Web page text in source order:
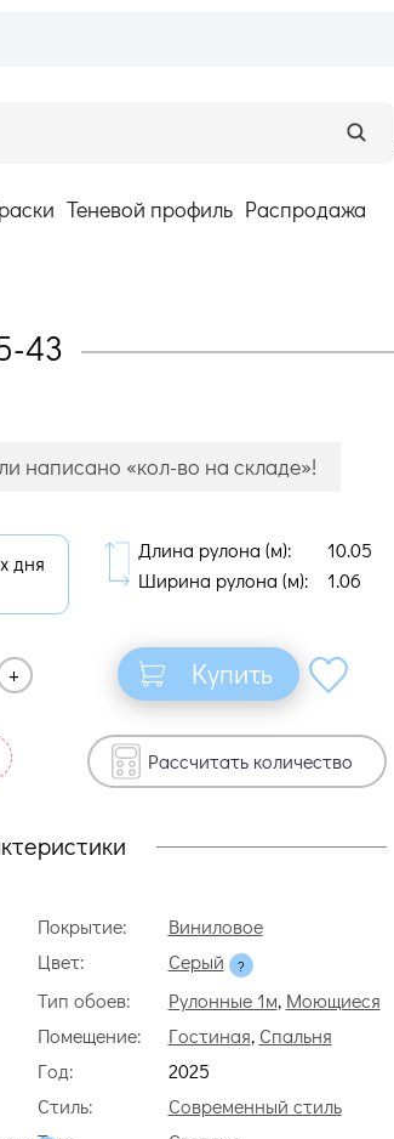
Теневой профиль Распродажа
43
написано «кол-во на складе»!
дня
Длина рулона (м):
10.05
Ширина рулона (м):
1.06
+ Купить
Рассчитать количество
Покрытие:
Виниловое
Цвет:
Серый
Тип обоев:
Рулонные 1м, Моющиеся
Помещение:
Гостиная, Спальня
Год:
2025
Стиль:
Современный стиль